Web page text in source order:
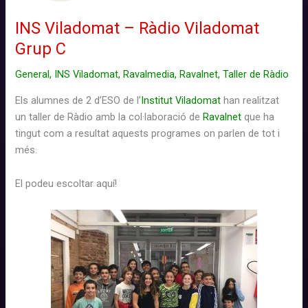
INS Viladomat – Ràdio Viladomat
Grup C
General, INS Viladomat, Ravalmedia, Ravalnet,Taller de Ràdio
Els alumnes de 2 d’ESO de l’Institut Viladomathan realitzat
un taller de Ràdio amb la col·laboració deRavalnetque ha
tingut com a resultataquests programes on parlen detot i
més.
E l podeu escoltaraquí!